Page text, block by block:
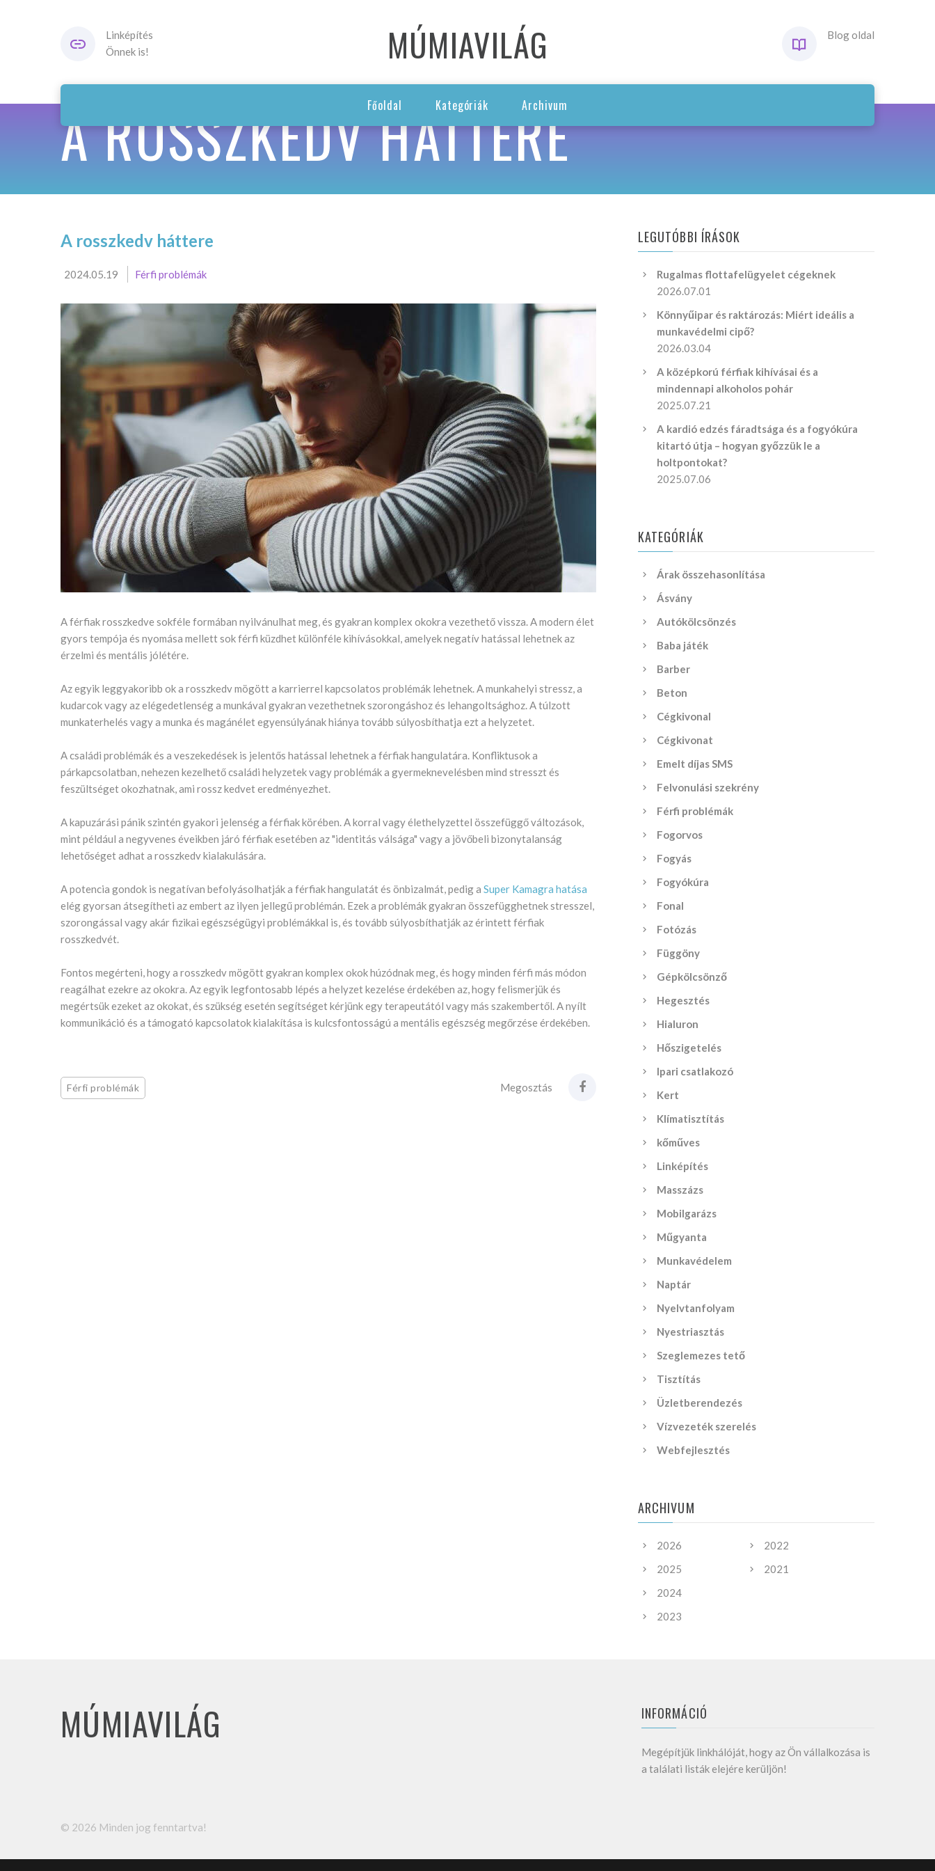
Linképítés
Önnek is!
MÚMIAVILÁG Blog oldal
Főoldal Kategóriák Archivum
A ROSSZKEDV HÁTTERE
A rosszkedv háttere
2024.05.19 Férfi problémák
A férfiak rosszkedve sokféle formában nyilvánulhat meg, és gyakran komplex okokra vezethető vissza. A modern élet
gyors tempója és nyomása mellett sok férfi küzdhet különféle kihívásokkal, amelyek negatív hatással lehetnek az
érzelmi és mentális jólétére.
Az egyik leggyakoribb ok a rosszkedv mögött a karrierrel kapcsolatos problémák lehetnek. A munkahelyi stressz, a
kudarcok vagy az elégedetlenség a munkával gyakran vezethetnek szorongáshoz és lehangoltsághoz. A túlzott
munkaterhelés vagy a munka és magánélet egyensúlyának hiánya tovább súlyosbíthatja ezt a helyzetet.
A családi problémák és a veszekedések is jelentős hatással lehetnek a férfiak hangulatára. Konfliktusok a
párkapcsolatban, nehezen kezelhető családi helyzetek vagy problémák a gyermeknevelésben mind stresszt és
feszültséget okozhatnak, ami rossz kedvet eredményezhet.
A kapuzárási pánik szintén gyakori jelenség a férfiak körében. A korral vagy élethelyzettel összefüggő változások,
mint például a negyvenes éveikben járó férfiak esetében az "identitás válsága" vagy a jövőbeli bizonytalanság
lehetőséget adhat a rosszkedv kialakulására.
A potencia gondok is negatívan befolyásolhatják a férfiak hangulatát és önbizalmát, pedig aSuper Kamagra hatása
elég gyorsan átsegítheti az embert az ilyen jellegű problémán. Ezek a problémák gyakran összefügghetnek stresszel,
szorongással vagy akár fizikai egészségügyi problémákkal is, és tovább súlyosbíthatják az érintett férfiak
rosszkedvét.
Fontos megérteni, hogy a rosszkedv mögött gyakran komplex okok húzódnak meg, és hogy minden férfi más módon
reagálhat ezekre az okokra. Az egyik legfontosabb lépés a helyzet kezelése érdekében az, hogy felismerjük és
megértsük ezeket az okokat, és szükség esetén segítséget kérjünk egy terapeutától vagy más szakembertől. A nyílt
kommunikáció és a támogató kapcsolatok kialakítása is kulcsfontosságú a mentális egészség megőrzése érdekében.
Férfi problémák Megosztás
LEGUTÓBBI ÍRÁSOK
Rugalmas flottafelügyelet cégeknek
2026.07.01
Könnyűipar és raktározás: Miért ideális a
munkavédelmi cipő?
2026.03.04
A középkorú férfiak kihívásai és a
mindennapi alkoholos pohár
2025.07.21
A kardió edzés fáradtsága és a fogyókúra
kitartó útja – hogyan győzzük le a
holtpontokat?
2025.07.06
KATEGÓRIÁK
Árak összehasonlítása
Ásvány
Autókölcsönzés
Baba játék
Barber
Beton
Cégkivonal
Cégkivonat
Emelt díjas SMS
Felvonulási szekrény
Férfi problémák
Fogorvos
Fogyás
Fogyókúra
Fonal
Fotózás
Függöny
Gépkölcsönző
Hegesztés
Hialuron
Hőszigetelés
Ipari csatlakozó
Kert
Klímatisztítás
kőműves
Linképítés
Masszázs
Mobilgarázs
Műgyanta
Munkavédelem
Naptár
Nyelvtanfolyam
Nyestriasztás
Szeglemezes tető
Tisztítás
Üzletberendezés
Vízvezeték szerelés
Webfejlesztés
ARCHIVUM
2026
2025
2024
2023
2022
2021
INFORMÁCIÓ
Megépítjük linkhálóját, hogy az Ön vállalkozása is
a találati listák elejére kerüljön!
MÚMIAVILÁG
© 2026 Minden jog fenntartva!